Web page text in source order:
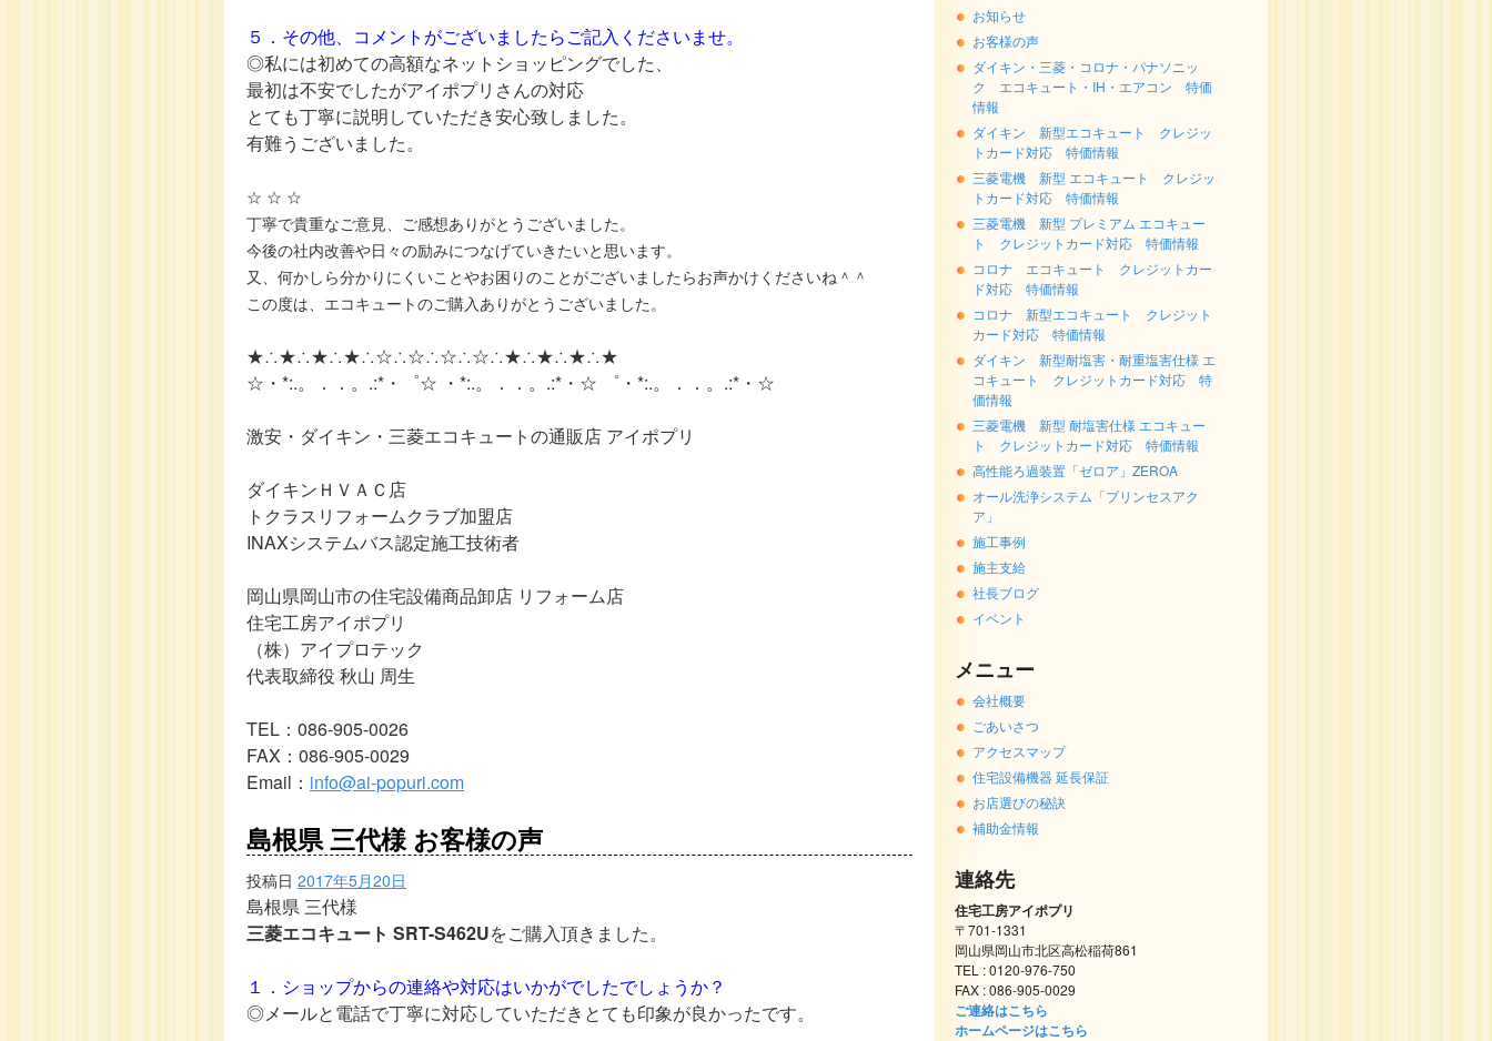
５．その他、コメントがございましたらご記入くださいませ。
◎私には初めての高額なネットショッピングでした、
最初は不安でしたがアイポプリさんの対応
とても丁寧に説明していただき安心致しました。
有難うございました。
☆ ☆ ☆
丁寧で貴重なご意見、ご感想ありがとうございました。
今後の社内改善や日々の励みにつなげていきたいと思います。
又、何かしら分かりにくいことやお困りのことがございましたらお声かけくださいね＾＾
この度は、エコキュートのご購入ありがとうございました。
★∴★∴★∴★∴☆∴☆∴☆∴☆∴★∴★∴★∴★
☆・*:.。．．。.:*・゜☆ ・*:.。．．。.:*・☆ ゜・*:.。．．。.:*・☆
激安・ダイキン・三菱エコキュートの通販店 アイポプリ
ダイキンＨＶＡＣ店
トクラスリフォームクラブ加盟店
INAXシステムバス認定施工技術者
岡山県岡山市の住宅設備商品卸店 リフォーム店
住宅工房アイポプリ
（株）アイプロテック
代表取締役 秋山 周生
TEL：086-905-0026
FAX：086-905-0029
Email： info@ai-popuri.com
島根県 三代様 お客様の声
投稿日 2017年5月20日
島根県 三代様
三菱エコキュート SRT-S462Uをご購入頂きました。
１．ショップからの連絡や対応はいかがでしたでしょうか？
◎メールと電話で丁寧に対応していただきとても印象が良かったです。
お知らせ
お客様の声
ダイキン・三菱・コロナ・パナソニッ
ク エコキュート・IH・エアコン 特価
情報
ダイキン 新型エコキュート クレジッ
トカード対応 特価情報
三菱電機 新型 エコキュート クレジッ
トカード対応 特価情報
三菱電機 新型 プレミアム エコキュー
ト クレジットカード対応 特価情報
コロナ エコキュート クレジットカー
ド対応 特価情報
コロナ 新型エコキュート クレジット
カード対応 特価情報
ダイキン 新型耐塩害・耐重塩害仕様 エ
コキュート クレジットカード対応 特
価情報
三菱電機 新型 耐塩害仕様 エコキュー
ト クレジットカード対応 特価情報
高性能ろ過装置「ゼロア」ZEROA
オール洗浄システム「プリンセスアク
ア」
施工事例
施主支給
社長ブログ
イベント
メニュー
会社概要
ごあいさつ
アクセスマップ
住宅設備機器 延長保証
お店選びの秘訣
補助金情報
連絡先
住宅工房アイポプリ
〒701-1331
岡山県岡山市北区高松稲荷861
TEL : 0120-976-750
FAX : 086-905-0029
ご連絡はこちら
ホームページはこちら